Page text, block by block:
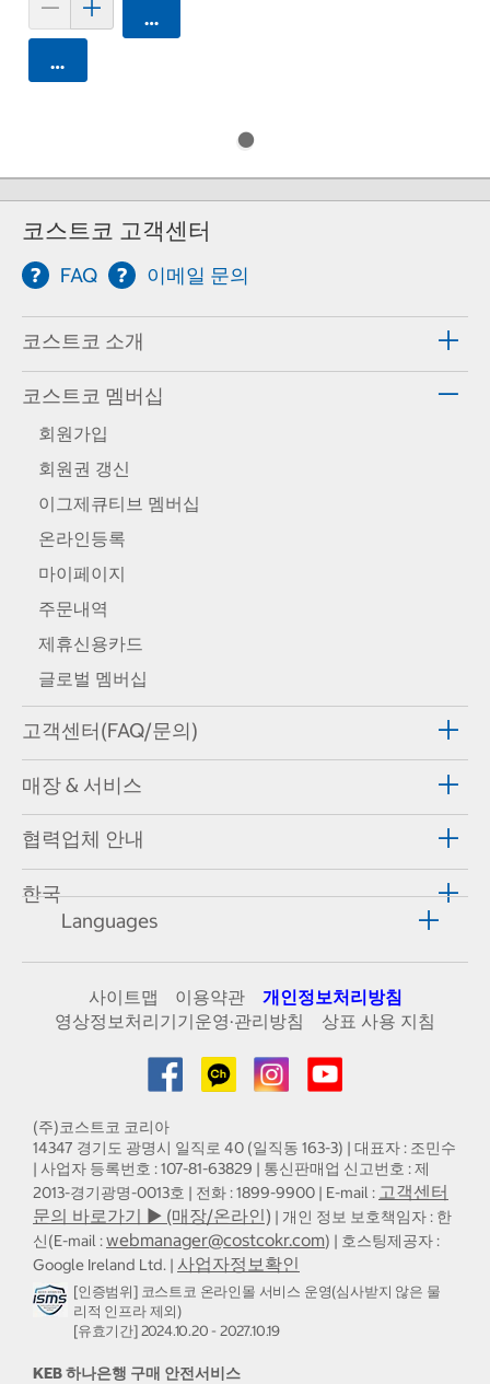
카트에 담기
카트에 담기
코스트코 고객센터
FAQ 이메일 문의
코스트코 소개
코스트코 멤버십
회원가입
회원권 갱신
이그제큐티브 멤버십
온라인등록
마이페이지
주문내역
제휴신용카드
글로벌 멤버십
고객센터(FAQ/문의)
매장 & 서비스
협력업체 안내
한국
Languages
사이트맵 이용약관
개인정보처리방침
영상정보처리기기운영·관리방침
상표 사용 지침
(주)코스트코 코리아
14347 경기도 광명시 일직로 40 (일직동 163-3) | 대표자 : 조민수
| 사업자 등록번호 : 107-81-63829 | 통신판매업 신고번호 : 제
2013-경기광명-0013호 | 전화 : 1899-9900 | E-mail : 고객센터
문의 바로가기 ▶ (매장/온라인) | 개인 정보 보호책임자 : 한
신(E-mail :webmanager@costcokr.com) | 호스팅제공자 :
Google Ireland Ltd. | 사업자정보확인
[인증범위] 코스트코 온라인몰 서비스 운영(심사받지 않은 물
리적 인프라 제외)
[유효기간] 2024.10.20 - 2027.10.19
KEB 하나은행 구매 안전서비스